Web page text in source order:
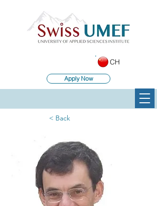
Apply Now
CH
< Back